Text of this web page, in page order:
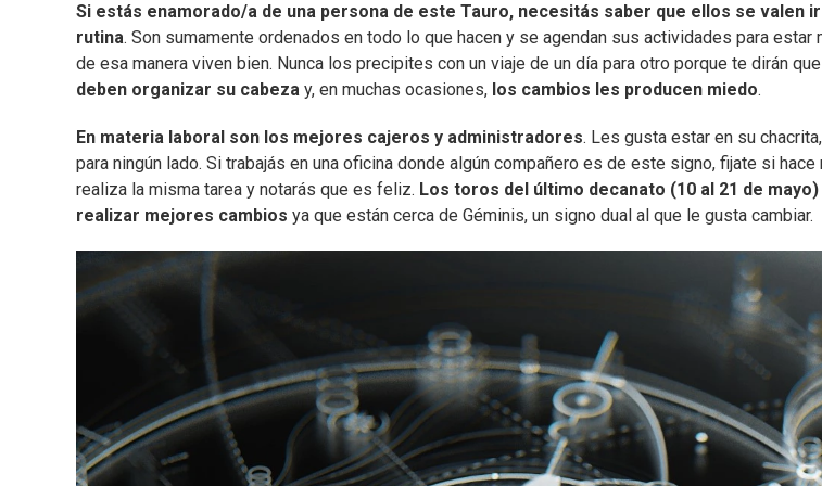
Si estás enamorado/a de una persona de este Tauro, necesitás saber que ellos se valen
rutina. Son sumamente ordenados en todo lo que hacen y se agendan sus actividades para estar
de esa manera viven bien. Nunca los precipites con un viaje de un día para otro porque te dirán
deben organizar su cabeza y, en muchas ocasiones, los cambios les producen miedo.
En materia laboral son los mejores cajeros y administradores. Les gusta estar en su
para ningún lado. Si trabajás en una oficina donde algún compañero es de este signo, fijate si
realiza la misma tarea y notarás que es feliz. Los toros del último decanato (10 al 21 de
realizar mejores cambios ya que están cerca de Géminis, un signo dual al que le gusta cambiar.